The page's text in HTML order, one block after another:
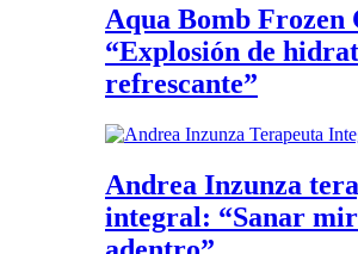
Aqua Bomb Frozen
“Explosión de
refrescante”
Andrea Inzunza
integral: “Sanar